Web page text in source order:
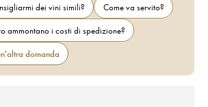
dei vini simili?
Come va servito?
ammontano i costi di spedizione?
domanda